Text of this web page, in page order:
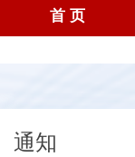
首 页
通知